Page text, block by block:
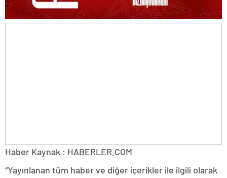
Haber Kaynak : HABERLER.COM
“Yayınlanan tüm haber ve diğer içerikler ile ilgili olarak